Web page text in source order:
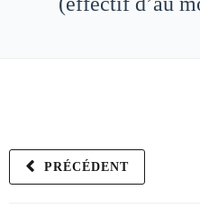
PRÉCÉDENT